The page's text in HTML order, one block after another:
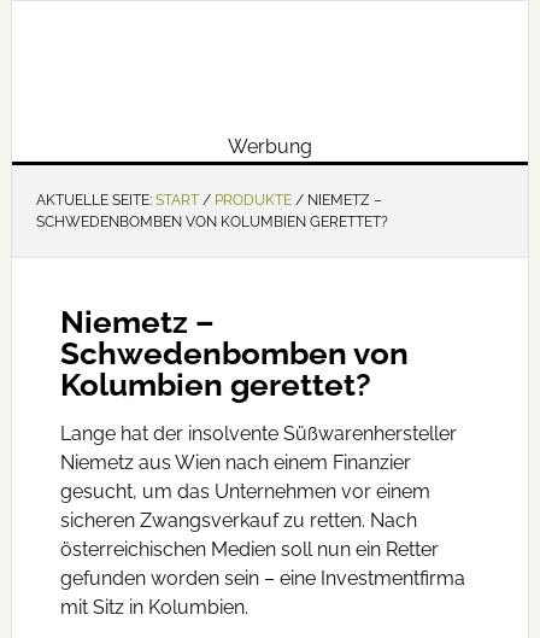
Werbung
AKTUELLE SEITE: START / PRODUKTE /NIEMETZ –
SCHWEDENBOMBEN VON KOLUMBIEN GERETTET?
Niemetz –
Schwedenbomben von
Kolumbien gerettet?
Lange hat der insolvente Süßwarenhersteller
Niemetz aus Wien nach einem Finanzier
gesucht, um das Unternehmen vor einem
sicheren Zwangsverkauf zu retten. Nach
österreichischen Medien soll nun ein Retter
gefunden worden sein – eine Investmentfirma
mit Sitz in Kolumbien.